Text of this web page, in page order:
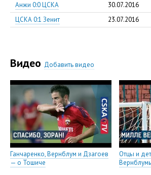
Анжи 0:0 ЦСКА
30.07.2016
ЦСКА 0:1 Зенит
23.07.2016
Видео Добавить видео
Ганчаренко, Вернблум и Дзагоев
— о Тошиче
Отцы и